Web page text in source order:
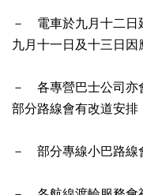
－ 電車於九月十二日
九月十一日及十三日因
－ 各專營巴士公司亦
部分路線會有改道安排
－ 部分專線小巴路線